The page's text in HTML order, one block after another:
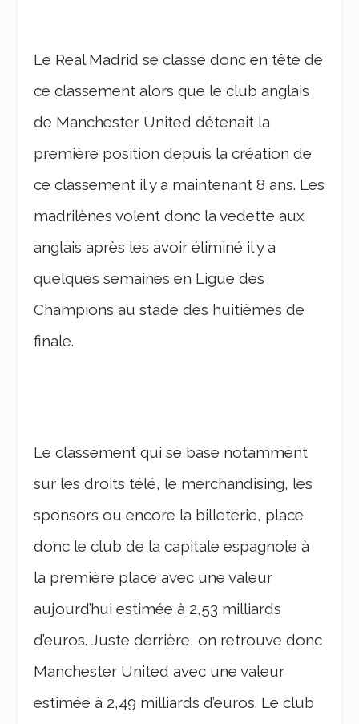
Le Real Madrid se classe donc en tête de
ce classement alors que le club anglais
de Manchester United détenait la
première position depuis la création de
ce classement il y a maintenant 8 ans. Les
madrilènes volent donc la vedette aux
anglais après les avoir éliminé il y a
quelques semaines en Ligue des
Champions au stade des huitièmes de
finale.
Le classement qui se base notamment
sur les droits télé, le merchandising, les
sponsors ou encore la billeterie, place
donc le club de la capitale espagnole à
la première place avec une valeur
aujourd’hui estimée à 2,53 milliards
d’euros. Juste derrière, on retrouve donc
Manchester United avec une valeur
estimée à 2,49 milliards d’euros. Le club